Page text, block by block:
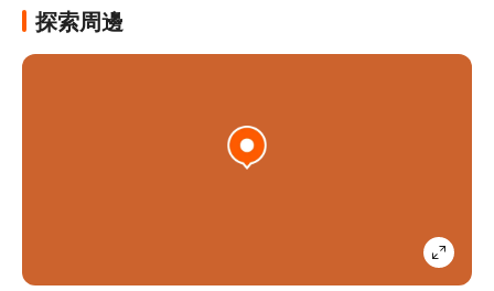
直達日本橋和黑門市場。 此酒店前行 1.4 公里 (0.9 英里) 即達道
頓堀固力果廣告牌，2.1 公里 (1.3 英里) 車程便來到通天閣。
探索周邊